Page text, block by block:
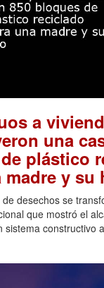
a
una
plástico
madre y su
desechos se
que mostró el
sistema constructivo